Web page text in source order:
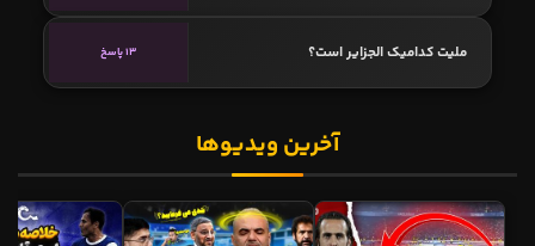
ملیت کدامیک الجزایر است؟ 13 پاسخ
آخرین ویدیوها